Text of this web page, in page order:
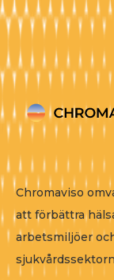
Chromaviso
att förbättra
arbetsmiljöer
sjukvårdssektorn